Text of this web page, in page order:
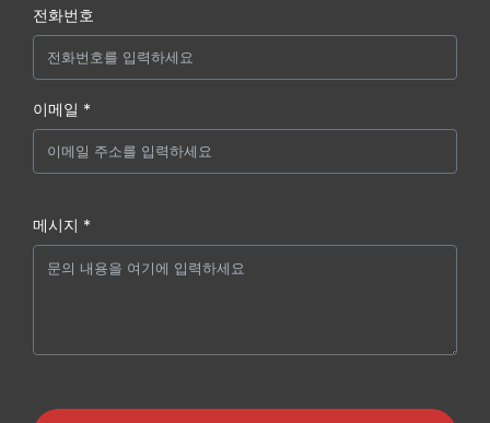
전화번호
이메일 *
메시지 *